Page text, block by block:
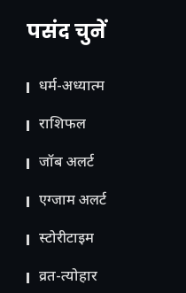
पसंद चुनें
धर्म-अध्यात्म
राशिफल
जॉब अलर्ट
एग्जाम अलर्ट
स्टोरीटाइम
व्रत-त्योहार